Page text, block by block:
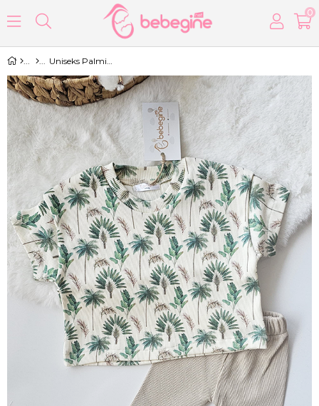
0
Uniseks Palmiye Desenli Ribana Alt Üst Takım